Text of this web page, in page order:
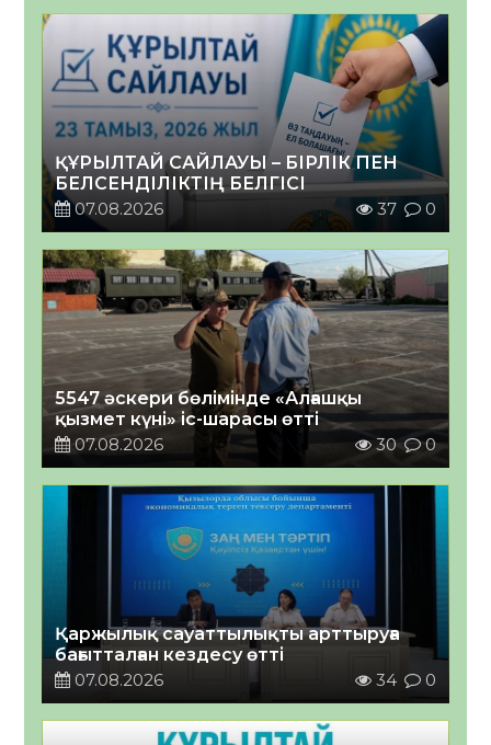
ҚҰРЫЛТАЙ САЙЛАУЫ – БІРЛІК ПЕН
БЕЛСЕНДІЛІКТІҢ БЕЛГІСІ
07.08.2026
37 0
5547 әскери бөлімінде «Алғашқы
қызмет күні» іс-шарасы өтті
07.08.2026
30 0
Қаржылық сауаттылықты арттыруға
бағытталған кездесу өтті
07.08.2026
34 0